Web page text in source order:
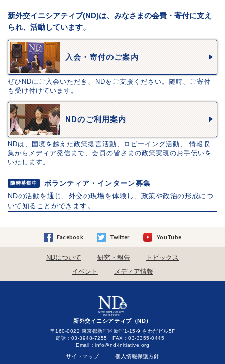
新外交イニシアティブ(ND)は、みなさまの会費・寄付に支え
られ、活動しています。
入会・寄付のご案内
ぜひNDにご入会いただき、NDをご支援ください。随時、ご寄付
も受け付けています。
NDのご利用案内
NDは、国境を越えた政策提言活動、ロビーイング活動、 情報収
集からメディア発信まで、会員の皆さまの政策実現のお手伝いを
いたします。
随時募集中
ボランティア・インターン募集
NDの活動を通じ、外交の現場を体験し、政策や政治の形成につ
いて知ることができます。
Facebook Twitter YouTube
NDについて 研究・報告
トピックス
イベント
メディア情報
新外交イニシアティブ（ND）
〒160-0022 東京都新宿区新宿1-15-9 さわだビル5F
電話：03-3948-7255 FAX：03-3355-0445
Email：
サイトマップ 個人情報保護方針